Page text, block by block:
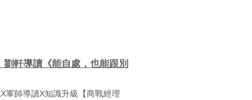
劉軒導讀《能自處，也能跟別
軍師導讀X知識升級【商戰經理